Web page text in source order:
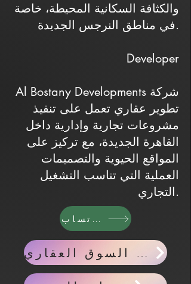
والكثافة السكانية المحيطة، خاصة
في مناطق النرجس الجديدة.
Developer
Al Bostany Developments شركة
تطوير عقاري تعمل على تنفيذ
مشروعات تجارية وإدارية داخل
القاهرة الجديدة، مع تركيز على
المواقع الحيوية والتصميمات
العملية التي تناسب التشغيل
التجاري.
واتساب
اخبار السوق العقاري